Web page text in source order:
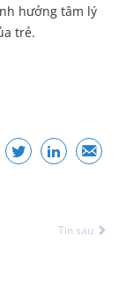
hưởng tâm lý
trẻ.
Tin sau